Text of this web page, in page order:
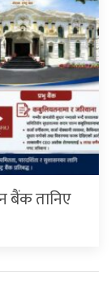
बैंक तानिए